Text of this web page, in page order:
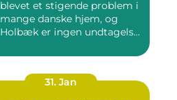
blevet et stigende problem i
mange danske hjem, og
Holbæk er ingen undtagels...
31. Jan